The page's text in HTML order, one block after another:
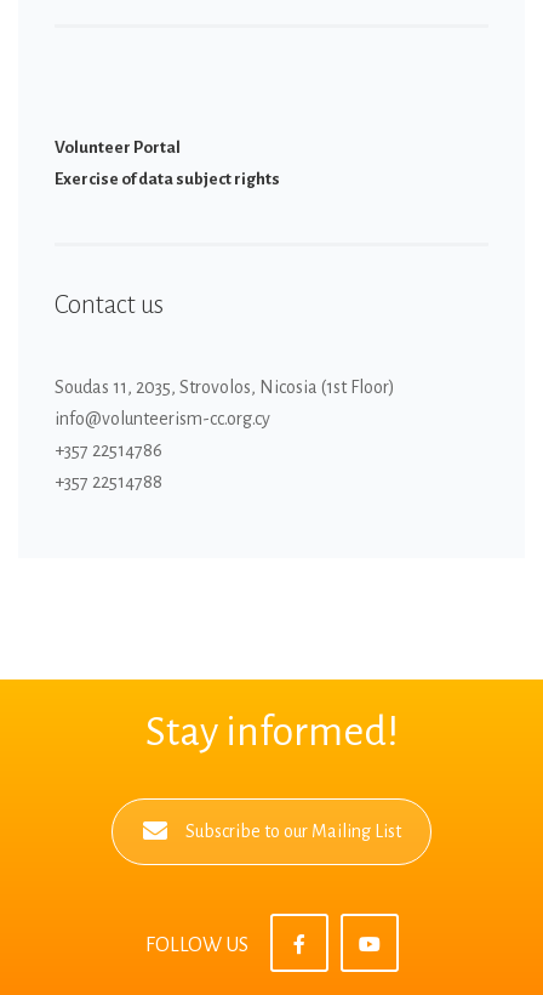
Volunteer Portal
Εxercise of data subject rights
Contact us
Soudas 11, 2035, Strovolos, Nicosia (1st Floor)
info@volunteerism-cc.org.cy
+357 22514786
+357 22514788
Stay informed!
Subscribe to our Mailing List
FOLLOW US